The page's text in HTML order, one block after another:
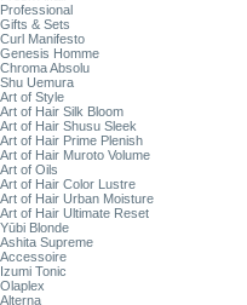
Professional
Gifts & Sets
Curl Manifesto
Genesis Homme
Chroma Absolu
Shu Uemura
Art of Style
Art of Hair Silk Bloom
Art of Hair Shusu Sleek
Art of Hair Prime Plenish
Art of Hair Muroto Volume
Art of Oils
Art of Hair Color Lustre
Art of Hair Urban Moisture
Art of Hair Ultimate Reset
Yūbi Blonde
Ashita Supreme
Accessoire
Izumi Tonic
Olaplex
Alterna